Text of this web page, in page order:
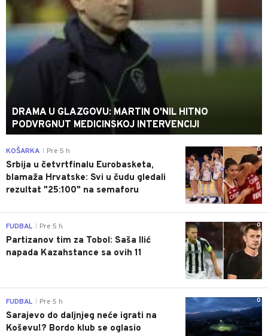
DRAMA U GLAZGOVU: MARTIN O'NIL HITNO
PODVRGNUT MEDICINSKOJ INTERVENCIJI
0
KOŠARKA Pre 5 h
Srbija u četvrtfinalu Eurobasketa,
blamaža Hrvatske: Svi u čudu gledali
rezultat "25:100" na semaforu
0
FUDBAL Pre 5 h
Partizanov tim za Tobol: Saša Ilić
napada Kazahstance sa ovih 11
0
FUDBAL Pre 5 h
Sarajevo do daljnjeg neće igrati na
Koševu!? Bordo klub se oglasio